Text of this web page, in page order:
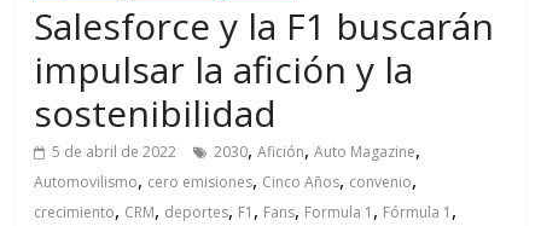
Salesforce y la F1 buscarán
impulsar la afición y la
sostenibilidad
5 de abril de 2022 2030,Afición,Auto Magazine,
Automovilismo, cero emisiones, Cinco Años, convenio,
crecimiento, CRM, deportes, F1 , Fans, Formula 1 , Fórmula 1 ,